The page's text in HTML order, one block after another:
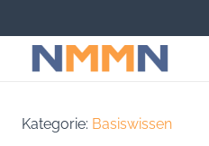
Kategorie: Basiswissen